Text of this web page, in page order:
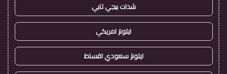
شدات ببجي تابي
ايتونز امريكي
ايتونز سعودي اقساط